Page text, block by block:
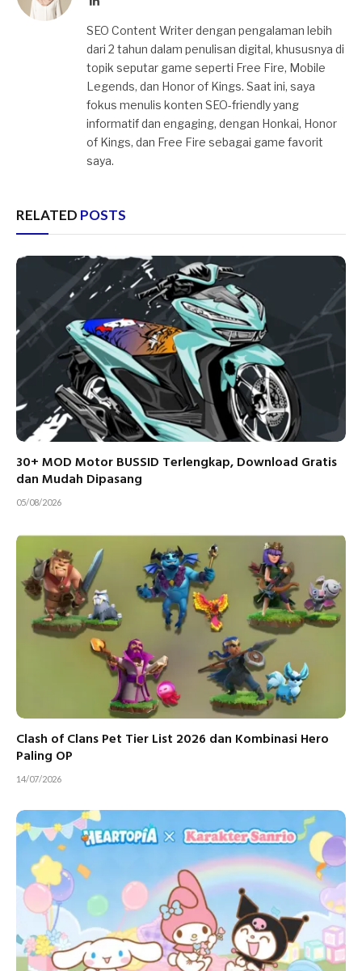
SEO Content Writer dengan pengalaman lebih
dari 2 tahun dalam penulisan digital, khususnya di
topik seputar game seperti Free Fire, Mobile
Legends, dan Honor of Kings. Saat ini, saya
fokus menulis konten SEO-friendly yang
informatif dan engaging, dengan Honkai, Honor
of Kings, dan Free Fire sebagai game favorit
saya.
RELATED POSTS
30+ MOD Motor BUSSID Terlengkap, Download Gratis
dan Mudah Dipasang
05/08/2026
Clash of Clans Pet Tier List 2026 dan Kombinasi Hero
Paling OP
14/07/2026